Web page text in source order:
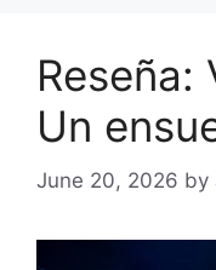
Reseña:
Un
June 20, 2026 by